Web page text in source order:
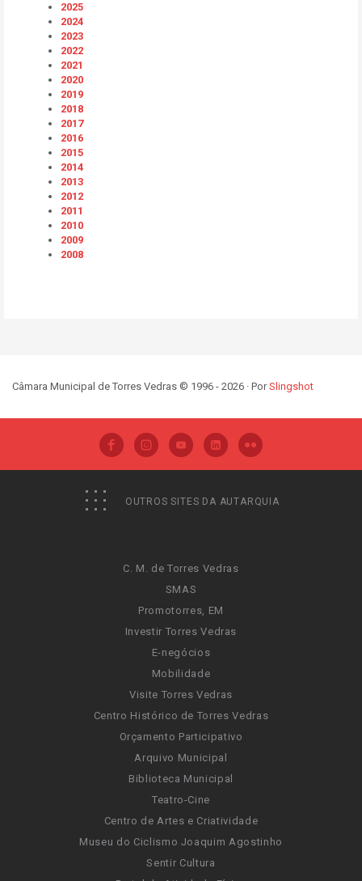
2025
2024
2023
2022
2021
2020
2019
2018
2017
2016
2015
2014
2013
2012
2011
2010
2009
2008
Câmara Municipal de Torres Vedras © 1996 - 2026 · PorSlingshot
OUTROS SITES DA AUTARQUIA
C. M. de Torres Vedras
SMAS
Promotorres, EM
Investir Torres Vedras
E-negócios
Mobilidade
Visite Torres Vedras
Centro Histórico de Torres Vedras
Orçamento Participativo
Arquivo Municipal
Biblioteca Municipal
Teatro-Cine
Centro de Artes e Criatividade
Museu do Ciclismo Joaquim Agostinho
Sentir Cultura